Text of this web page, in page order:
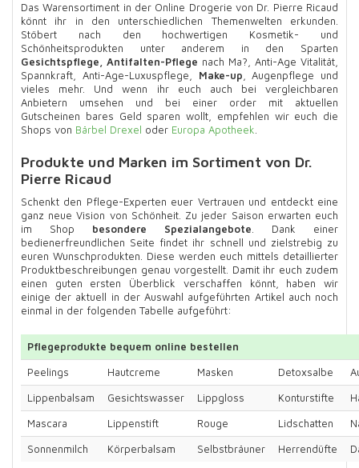
Das Warensortiment in der Online Drogerie von Dr. Pierre Ricaud
könnt ihr in den unterschiedlichen Themenwelten erkunden.
Stöbert nach den hochwertigen Kosmetik- und
Schönheitsprodukten unter anderem in den Sparten
Gesichtspflege, Antifalten-Pflege nach Ma?, Anti-Age Vitalität,
Spannkraft, Anti-Age-Luxuspflege, Make-up , Augenpflege und
vieles mehr. Und wenn ihr euch auch bei vergleichbaren
Anbietern umsehen und bei einer order mit aktuellen
Gutscheinen bares Geld sparen wollt, empfehlen wir euch die
Shops von Bärbel Drexel oder Europa Apotheek
Produkte und Marken im Sortiment von Dr.
Pierre Ricaud
Schenkt den Pflege-Experten euer Vertrauen und entdeckt eine
ganz neue Vision von Schönheit. Zu jeder Saison erwarten euch
im Shop besondere Spezialangebote. Dank einer
bedienerfreundlichen Seite findet ihr schnell und zielstrebig zu
euren Wunschprodukten. Diese werden euch mittels detaillierter
Produktbeschreibungen genau vorgestellt. Damit ihr euch zudem
einen guten ersten Überblick verschaffen könnt, haben wir
einige der aktuell in der Auswahl aufgeführten Artikel auch noch
einmal in der folgenden Tabelle aufgeführt:
Pflegeprodukte bequem online bestellen
Peelings
Hautcreme Masken Detoxsalbe
Lippenbalsam
Gesichtswasser Lippgloss Konturstifte
Mascara
Lippenstift Rouge Lidschatten
Sonnenmilch
Körperbalsam Selbstbräuner Herrendüfte